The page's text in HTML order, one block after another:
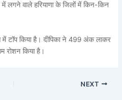
लगने वाले हरियाणा के जिलों में किन-किन
में टॉप किया है। दीपिका ने 499 अंक लाकर
रोशन किया है।
NEXT